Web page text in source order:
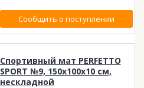
Сообщить о поступлении
Спортивный мат PERFETTO
SPORT №9, 150х100х10 см,
нескладной